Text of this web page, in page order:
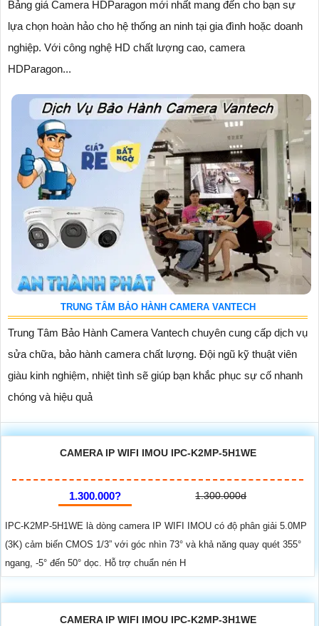
Bảng giá Camera HDParagon mới nhất mang đến cho bạn sự
lựa chọn hoàn hảo cho hệ thống an ninh tại gia đình hoặc doanh
nghiệp. Với công nghệ HD chất lượng cao, camera
HDParagon...
TRUNG TÂM BẢO HÀNH CAMERA VANTECH
Trung Tâm Bảo Hành Camera Vantech chuyên cung cấp dịch vụ
sửa chữa, bảo hành camera chất lượng. Đội ngũ kỹ thuật viên
giàu kinh nghiệm, nhiệt tình sẽ giúp bạn khắc phục sự cố nhanh
chóng và hiệu quả
CAMERA IP WIFI IMOU IPC-K2MP-5H1WE
1.300.000? 1.300.000d
IPC-K2MP-5H1WE là dòng camera IP WIFI IMOU có độ phân giải 5.0MP
(3K) cảm biến CMOS 1/3” với góc nhìn 73° và khả năng quay quét 355°
ngang, -5° đến 50° dọc. Hỗ trợ chuẩn nén H
CAMERA IP WIFI IMOU IPC-K2MP-3H1WE